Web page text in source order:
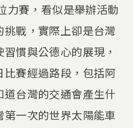
力賽，看似是舉辦活動
戰，實際上卻是台灣
慣與公德心的展現，
賽經過路段，包括阿
台灣的交通會產生什
一次的世界太陽能車